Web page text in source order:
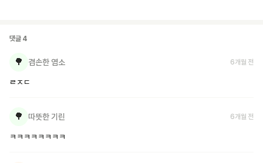
댓글 4
🌳 겸손한 염소 6개월 전
ㄹㅈㄷ
🌳 따뜻한 기린 6개월 전
ㅋㅋㅋㅋㅋㅋㅋㅋ